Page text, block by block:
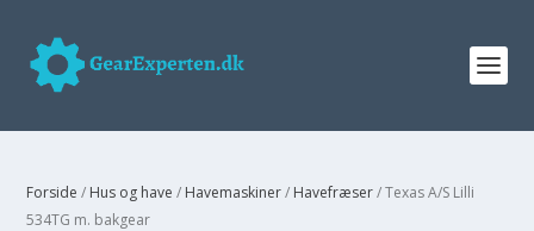
Forside / Hus og have / Havemaskiner/ Havefræser/ Texas A/S Lilli
534TG m. bakgear